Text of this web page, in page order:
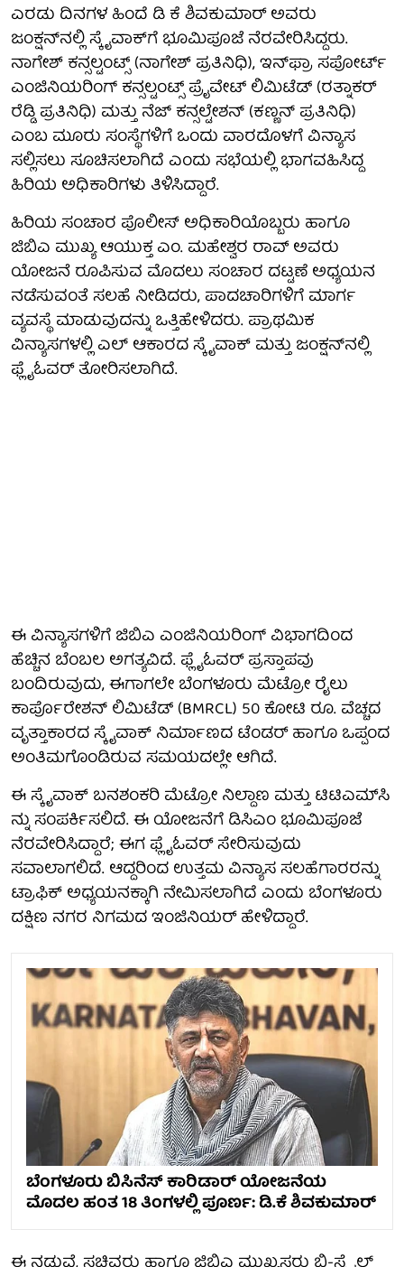
ಎರಡು ದಿನಗಳ ಹಿಂದೆ ಡಿ ಕೆ ಶಿವಕುಮಾರ್ ಅವರು
ಜಂಕ್ಷನ್‌ನಲ್ಲಿ ಸ್ಕೈವಾಕ್‌ಗೆ ಭೂಮಿಪೂಜೆ ನೆರವೇರಿಸಿದ್ದರು.
ನಾಗೇಶ್ ಕನ್ಸಲ್ಟಂಟ್ಸ್ (ನಾಗೇಶ್ ಪ್ರತಿನಿಧಿ), ಇನ್‌ಫ್ರಾ ಸಪೋರ್ಟ್
ಎಂಜಿನಿಯರಿಂಗ್ ಕನ್ಸಲ್ಟಂಟ್ಸ್ ಪ್ರೈವೇಟ್ ಲಿಮಿಟೆಡ್ (ರತ್ನಾಕರ್
ರೆಡ್ಡಿ ಪ್ರತಿನಿಧಿ) ಮತ್ತು ನೆಜ್ ಕನ್ಸಲ್ಟೇಶನ್ (ಕಣ್ಣನ್ ಪ್ರತಿನಿಧಿ)
ಎಂಬ ಮೂರು ಸಂಸ್ಥೆಗಳಿಗೆ ಒಂದು ವಾರದೊಳಗೆ ವಿನ್ಯಾಸ
ಸಲ್ಲಿಸಲು ಸೂಚಿಸಲಾಗಿದೆ ಎಂದು ಸಭೆಯಲ್ಲಿ ಭಾಗವಹಿಸಿದ್ದ
ಹಿರಿಯ ಅಧಿಕಾರಿಗಳು ತಿಳಿಸಿದ್ದಾರೆ.
ಹಿರಿಯ ಸಂಚಾರ ಪೊಲೀಸ್ ಅಧಿಕಾರಿಯೊಬ್ಬರು ಹಾಗೂ
ಜಿಬಿಎ ಮುಖ್ಯ ಆಯುಕ್ತ ಎಂ. ಮಹೇಶ್ವರ ರಾವ್ ಅವರು
ಯೋಜನೆ ರೂಪಿಸುವ ಮೊದಲು ಸಂಚಾರ ದಟ್ಟಣೆ ಅಧ್ಯಯನ
ನಡೆಸುವಂತೆ ಸಲಹೆ ನೀಡಿದರು, ಪಾದಚಾರಿಗಳಿಗೆ ಮಾರ್ಗ
ವ್ಯವಸ್ಥೆ ಮಾಡುವುದನ್ನು ಒತ್ತಿಹೇಳಿದರು. ಪ್ರಾಥಮಿಕ
ವಿನ್ಯಾಸಗಳಲ್ಲಿ ಎಲ್ ಆಕಾರದ ಸ್ಕೈವಾಕ್ ಮತ್ತು ಜಂಕ್ಷನ್‌ನಲ್ಲಿ
ಫ್ಲೈಓವರ್ ತೋರಿಸಲಾಗಿದೆ.
ಈ ವಿನ್ಯಾಸಗಳಿಗೆ ಜಿಬಿಎ ಎಂಜಿನಿಯರಿಂಗ್ ವಿಭಾಗದಿಂದ
ಹೆಚ್ಚಿನ ಬೆಂಬಲ ಅಗತ್ಯವಿದೆ. ಫ್ಲೈಓವರ್ ಪ್ರಸ್ತಾಪವು
ಬಂದಿರುವುದು, ಈಗಾಗಲೇ ಬೆಂಗಳೂರು ಮೆಟ್ರೋ ರೈಲು
ಕಾರ್ಪೊರೇಶನ್ ಲಿಮಿಟೆಡ್ (BMRCL) 50 ಕೋಟಿ ರೂ. ವೆಚ್ಚದ
ವೃತ್ತಾಕಾರದ ಸ್ಕೈವಾಕ್ ನಿರ್ಮಾಣದ ಟೆಂಡರ್ ಹಾಗೂ ಒಪ್ಪಂದ
ಅಂತಿಮಗೊಂಡಿರುವ ಸಮಯದಲ್ಲೇ ಆಗಿದೆ.
ಈ ಸ್ಕೈವಾಕ್ ಬನಶಂಕರಿ ಮೆಟ್ರೋ ನಿಲ್ದಾಣ ಮತ್ತು ಟಿಟಿಎಮ್‌ಸಿ
ನ್ನು ಸಂಪರ್ಕಿಸಲಿದೆ. ಈ ಯೋಜನೆಗೆ ಡಿಸಿಎಂ ಭೂಮಿಪೂಜೆ
ನೆರವೇರಿಸಿದ್ದಾರೆ; ಈಗ ಫ್ಲೈಓವರ್ ಸೇರಿಸುವುದು
ಸವಾಲಾಗಲಿದೆ. ಆದ್ದರಿಂದ ಉತ್ತಮ ವಿನ್ಯಾಸ ಸಲಹೆಗಾರರನ್ನು
ಟ್ರಾಫಿಕ್ ಅಧ್ಯಯನಕ್ಕಾಗಿ ನೇಮಿಸಲಾಗಿದೆ ಎಂದು ಬೆಂಗಳೂರು
ದಕ್ಷಿಣ ನಗರ ನಿಗಮದ ಇಂಜಿನಿಯರ್ ಹೇಳಿದ್ದಾರೆ.
ಬೆಂಗಳೂರು ಬಿಸಿನೆಸ್ ಕಾರಿಡಾರ್ ಯೋಜನೆಯ
ಮೊದಲ ಹಂತ 18 ತಿಂಗಳಲ್ಲಿ ಪೂರ್ಣ: ಡಿ.ಕೆ ಶಿವಕುಮಾರ್